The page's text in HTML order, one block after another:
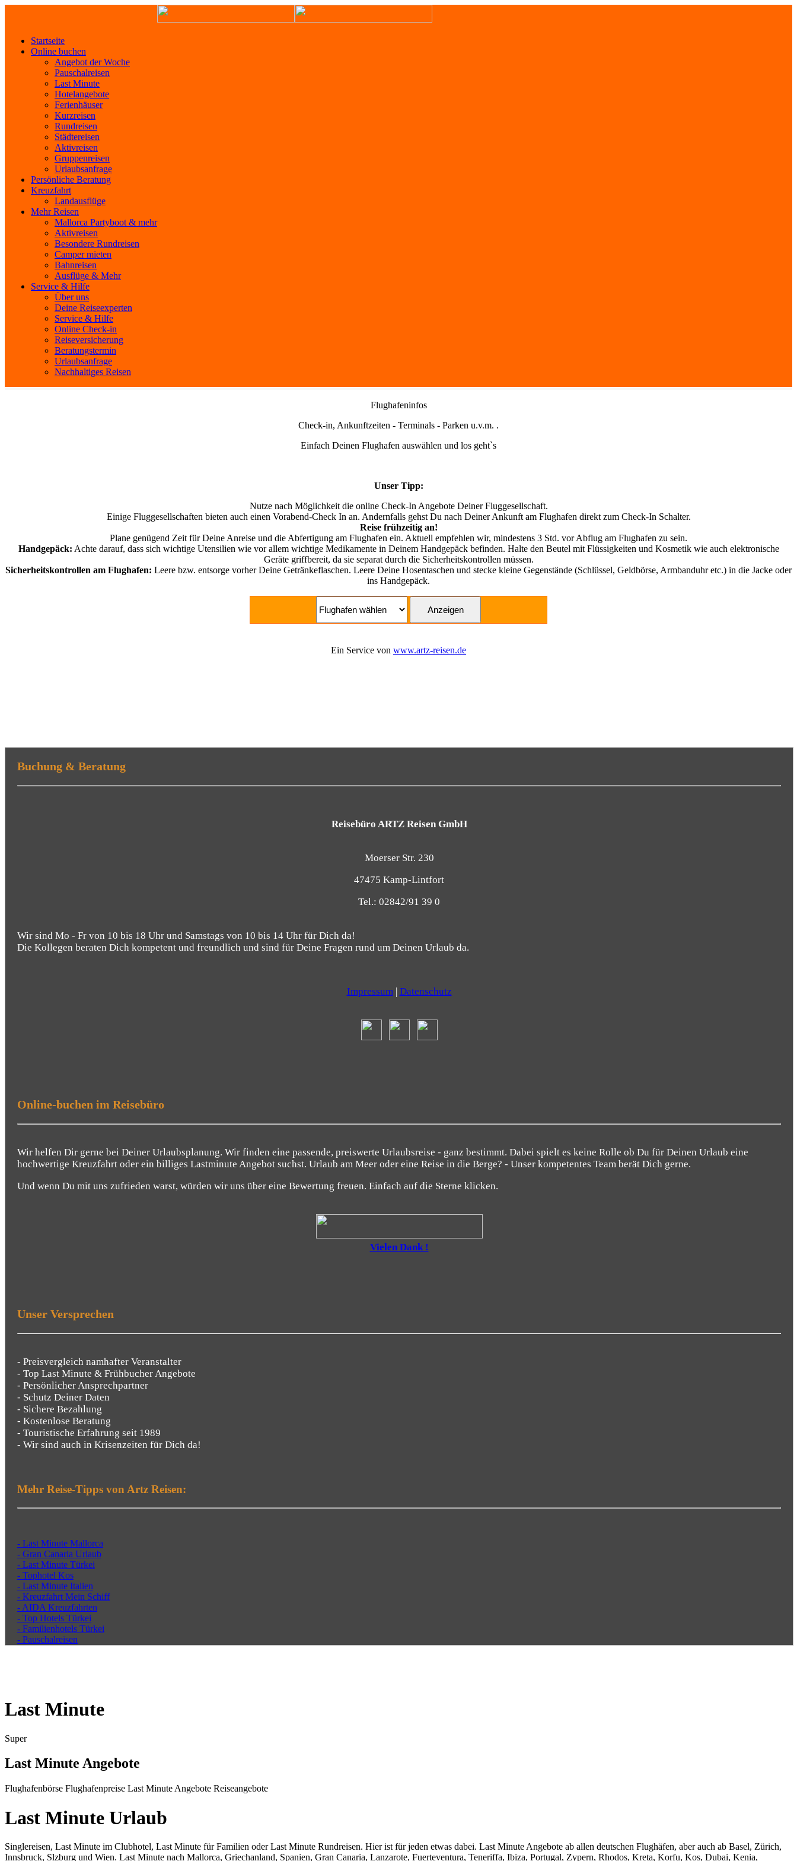
Startseite
Online buchen
Angebot der Woche
Pauschalreisen
Last Minute
Hotelangebote
Ferienhäuser
Kurzreisen
Rundreisen
Städtereisen
Aktivreisen
Gruppenreisen
Urlaubsanfrage
Persönliche Beratung
Kreuzfahrt
Landausflüge
Mehr Reisen
Mallorca Partyboot & mehr
Aktivreisen
Besondere Rundreisen
Camper mieten
Bahnreisen
Ausflüge & Mehr
Service & Hilfe
Über uns
Deine Reiseexperten
Service & Hilfe
Online Check-in
Reiseversicherung
Beratungstermin
Urlaubsanfrage
Nachhaltiges Reisen
Flughafeninfos
Check-in, Ankunftzeiten - Terminals - Parken u.v.m. .
Einfach Deinen Flughafen auswählen und los geht`s
Unser Tipp:
Nutze nach Möglichkeit die online Check-In Angebote Deiner Fluggesellschaft.
Einige Fluggesellschaften bieten auch einen Vorabend-Check In an. Andernfalls gehst Du nach Deiner Ankunft am Flughafen direkt zum Check-In Schalter.
Reise frühzeitig an!
Plane genügend Zeit für Deine Anreise und die Abfertigung am Flughafen ein. Aktuell empfehlen wir, mindestens 3 Std. vor Abflug am Flughafen zu sein.
Handgepäck: Achte darauf, dass sich wichtige Utensilien wie vor allem wichtige Medikamente in Deinem Handgepäck befinden. Halte den Beutel mit Flüssigkeiten und Kosmetik wie auch elektronische
Geräte griffbereit, da sie separat durch die Sicherheitskontrollen müssen.
Sicherheitskontrollen am Flughafen: Leere bzw. entsorge vorher Deine Getränkeflaschen. Leere Deine Hosentaschen und stecke kleine Gegenstände (Schlüssel, Geldbörse, Armbanduhr etc.) in die Jacke oder
ins Handgepäck.
Ein Service von www.artz-reisen.de
Buchung & Beratung
Reisebüro ARTZ Reisen GmbH
Moerser Str. 230
47475 Kamp-Lintfort
Tel.: 02842/91 39 0
Wir sind Mo - Fr von 10 bis 18 Uhr und Samstags von 10 bis 14 Uhr für Dich da!
Die Kollegen beraten Dich kompetent und freundlich und sind für Deine Fragen rund um Deinen Urlaub da.
Impressum | Datenschutz
Online-buchen im Reisebüro
Wir helfen Dir gerne bei Deiner Urlaubsplanung. Wir finden eine passende, preiswerte Urlaubsreise - ganz bestimmt. Dabei spielt es keine Rolle ob Du für Deinen Urlaub eine
hochwertige Kreuzfahrt oder ein billiges Lastminute Angebot suchst. Urlaub am Meer oder eine Reise in die Berge? - Unser kompetentes Team berät Dich gerne.
Und wenn Du mit uns zufrieden warst, würden wir uns über eine Bewertung freuen. Einfach auf die Sterne klicken.
Vielen Dank !
Unser Versprechen
- Preisvergleich namhafter Veranstalter
- Top Last Minute & Frühbucher Angebote
- Persönlicher Ansprechpartner
- Schutz Deiner Daten
- Sichere Bezahlung
- Kostenlose Beratung
- Touristische Erfahrung seit 1989
- Wir sind auch in Krisenzeiten für Dich da!
Mehr Reise-Tipps von Artz Reisen:
- Last Minute Mallorca
- Gran Canaria Urlaub
- Last Minute Türkei
- Tophotel Kos
- Last Minute Italien
- Kreuzfahrt Mein Schiff
- AIDA Kreuzfahrten
- Top Hotels Türkei
- Familienhotels Türkei
- Pauschalreisen
Last Minute
Super
Last Minute Angebote
Flughafenbörse Flughafenpreise Last Minute Angebote Reiseangebote
Last Minute Urlaub
Singlereisen, Last Minute im Clubhotel, Last Minute für Familien oder Last Minute Rundreisen. Hier ist für jeden etwas dabei. Last Minute Angebote ab allen deutschen Flughäfen, aber auch ab Basel, Zürich,
Innsbruck, Slzburg und Wien. Last Minute nach Mallorca, Griechanland, Spanien, Gran Canaria, Lanzarote, Fuerteventura, Teneriffa, Ibiza, Portugal, Zypern, Rhodos, Kreta, Korfu, Kos, Dubai, Kenia,